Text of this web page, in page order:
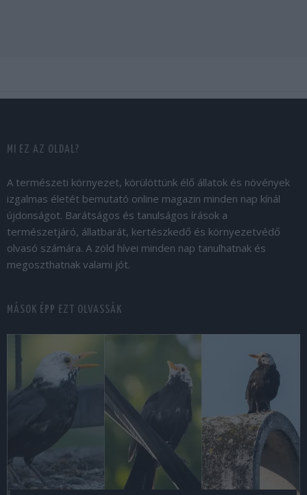
MI EZ AZ OLDAL?
A természeti környezet, körülöttünk élő állatok és növények
izgalmas életét bemutató online magazin minden nap kínál
újdonságot. Barátságos és tanulságos írások a
természetjáró, állatbarát, kertészkedő és környezetvédő
olvasó számára. A zöld hívei minden nap tanulhatnak és
megoszthatnak valami jót.
MÁSOK ÉPP EZT OLVASSÁK